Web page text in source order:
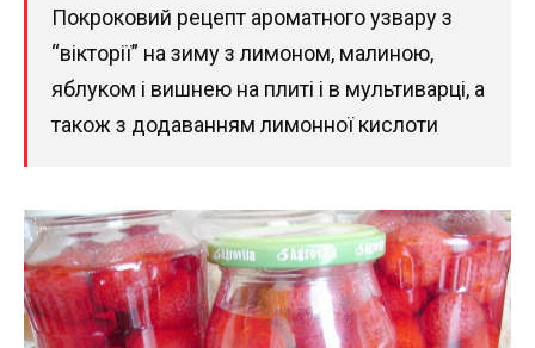
Покроковий рецепт ароматного узвару з
“вікторії” на зиму з лимоном, малиною,
яблуком і вишнею на плиті і в мультиварці, а
також з додаванням лимонної кислоти